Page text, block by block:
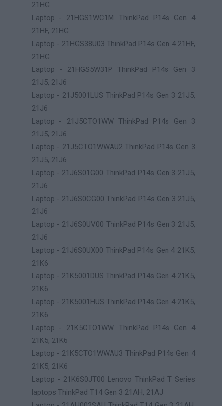
21HG
Laptop - 21HGS1WC1M ThinkPad P14s Gen 4
21HF, 21HG
Laptop - 21HGS38U03 ThinkPad P14s Gen 4 21HF,
21HG
Laptop - 21HGS5W31P ThinkPad P14s Gen 3
21J5, 21J6
Laptop - 21J5001LUS ThinkPad P14s Gen 3 21J5,
21J6
Laptop - 21J5CTO1WW ThinkPad P14s Gen 3
21J5, 21J6
Laptop - 21J5CTO1WWAU2 ThinkPad P14s Gen 3
21J5, 21J6
Laptop - 21J6S01G00 ThinkPad P14s Gen 3 21J5,
21J6
Laptop - 21J6S0CG00 ThinkPad P14s Gen 3 21J5,
21J6
Laptop - 21J6S0UV00 ThinkPad P14s Gen 3 21J5,
21J6
Laptop - 21J6S0UX00 ThinkPad P14s Gen 4 21K5,
21K6
Laptop - 21K5001DUS ThinkPad P14s Gen 4 21K5,
21K6
Laptop - 21K5001HUS ThinkPad P14s Gen 4 21K5,
21K6
Laptop - 21K5CTO1WW ThinkPad P14s Gen 4
21K5, 21K6
Laptop - 21K5CTO1WWAU3 ThinkPad P14s Gen 4
21K5, 21K6
Laptop - 21K6S0JT00 Lenovo ThinkPad T Series
laptops ThinkPad T14 Gen 3 21AH, 21AJ